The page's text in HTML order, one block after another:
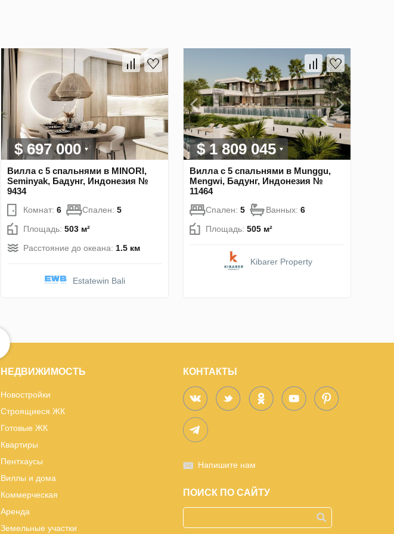
$ 697 000
Вилла с 5 спальнями в MINORI,
Seminyak, Бадунг, Индонезия №
9434
Комнат: 6 Спален: 5
Площадь: 503 м²
Расстояние до океана: 1.5 км
Estatewin Bali
$ 1 809 045
Вилла с 5 спальнями в Munggu,
Mengwi, Бадунг, Индонезия №
11464
Спален: 5 Ванных: 6
Площадь: 505 м²
Kibarer Property
НЕДВИЖИМОСТЬ
Новостройки
Строящиеся ЖК
Готовые ЖК
Квартиры
Пентхаусы
Виллы и дома
Коммерческая
Аренда
Земельные участки
КОНТАКТЫ
Напишите нам
ПОИСК ПО САЙТУ